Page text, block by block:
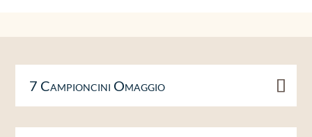
7 Campioncini Omaggio